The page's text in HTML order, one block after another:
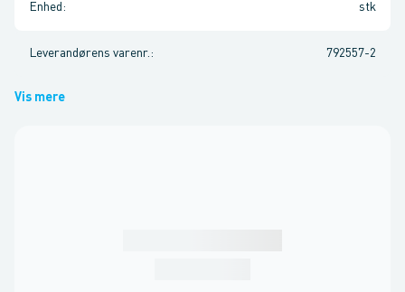
Enhed : stk
Leverandørens varenr. : 792557-2
Vis mere